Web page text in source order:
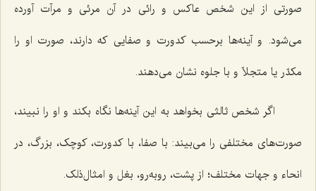
صورتی از این شخص عاکس و رائی در آن مرئی و مرآت آورده
می‌شود. و آینه‌ها برحسب کدورت و صفایی که دارند، صورت او را
مکدّر یا متجلاّ و با جلوه نشان می‌دهند.
اگر شخص ثالثی بخواهد به این آینه‌ها نگاه بکند و او را نبیند،
صورت‌های مختلفی را می‌بیند: با صفا، با کدورت، کوچک، بزرگ، در
انحاء و جهات مختلف؛ از پشت، روبه‌رو، بغل و امثال‌ذلک.